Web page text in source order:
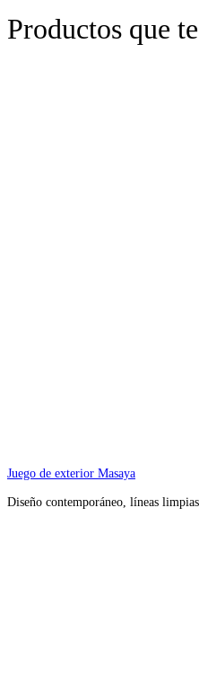
Productos que
Juego de exterior Masaya
Diseño contemporáneo, líneas